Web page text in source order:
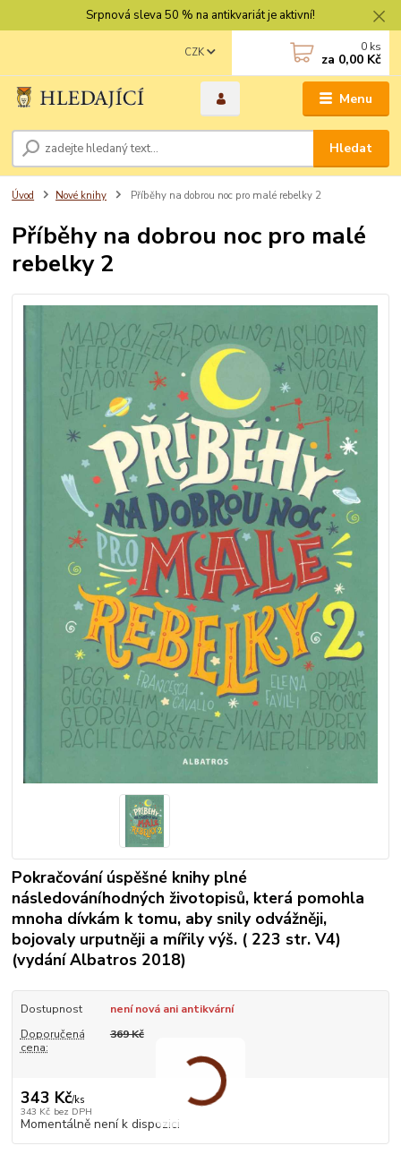
Srpnová sleva 50 % na antikvariát je aktivní!
Menu
CZK
Hledat
0 ks
za 0,00 Kč
Úvod Nové knihy Příběhy na dobrou noc pro malé rebelky 2
Příběhy na dobrou noc pro malé
rebelky 2
Pokračování úspěšné knihy plné
následováníhodných životopisů, která pomohla
mnoha dívkám k tomu, aby snily odvážněji,
bojovaly urputněji a mířily výš. ( 223 str. V4)
(vydání Albatros 2018)
Dostupnost
není nová ani antikvární
Doporučená
cena:
369 Kč
343 Kč/ks
343 Kč bez DPH
Momentálně není k dispozici